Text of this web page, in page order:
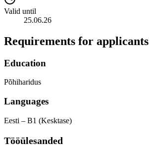
Valid until
25.06.26
Requirements for applicants
Education
Põhiharidus
Languages
Eesti – B1 (Kesktase)
Tööülesanded